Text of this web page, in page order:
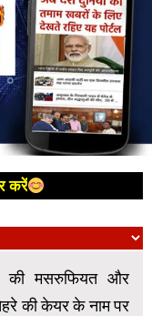
करें
की मसरुफियत और
की केयर के नाम पर